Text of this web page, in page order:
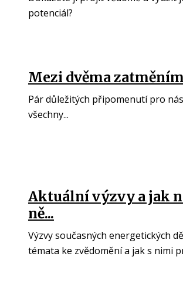
potenciál?
Mezi dvěma
Pár důležitých připomenutí pro nás
všechny...
Aktuální výzvy a jak
ně...
Výzvy současných energetických
témata ke zvědomění a jak s nimi